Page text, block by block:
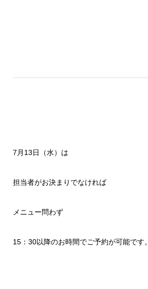
7月13日（水）は
担当者がお決まりでなければ
メニュー問わず
15：30以降のお時間でご予約が可能です。